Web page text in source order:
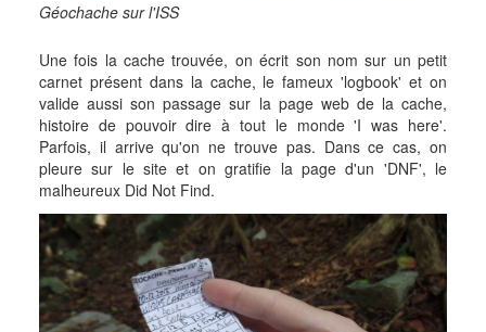
Géochache sur l'ISS
Une fois la cache trouvée, on écrit son nom sur un petit
carnet présent dans la cache, le fameux 'logbook' et on
valide aussi son passage sur la page web de la cache,
histoire de pouvoir dire à tout le monde 'I was here'.
Parfois, il arrive qu'on ne trouve pas. Dans ce cas, on
pleure sur le site et on gratifie la page d'un 'DNF', le
malheureux Did Not Find.